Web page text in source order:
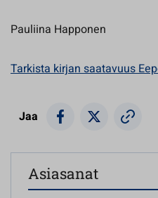
Pauliina Happonen
Tarkista kirjan saatavuus
Jaa
Asiasanat